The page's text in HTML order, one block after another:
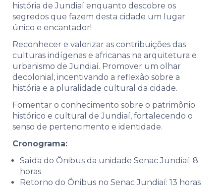
história de Jundiaí enquanto descobre os
segredos que fazem desta cidade um lugar
único e encantador!
Reconhecer e valorizar as contribuições das
culturas indígenas e africanas na arquitetura e
urbanismo de Jundiaí. Promover um olhar
decolonial, incentivando a reflexão sobre a
história e a pluralidade cultural da cidade.
Fomentar o conhecimento sobre o patrimônio
histórico e cultural de Jundiaí, fortalecendo o
senso de pertencimento e identidade.
Cronograma:
Saída do Ônibus da unidade Senac Jundiaí: 8
horas
Retorno do Ônibus no Senac Jundiaí: 13 horas